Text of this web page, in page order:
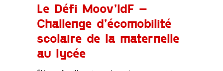
Le Défi Moov’IdF –
Challenge d’écomobilité
scolaire de la maternelle
au lycée